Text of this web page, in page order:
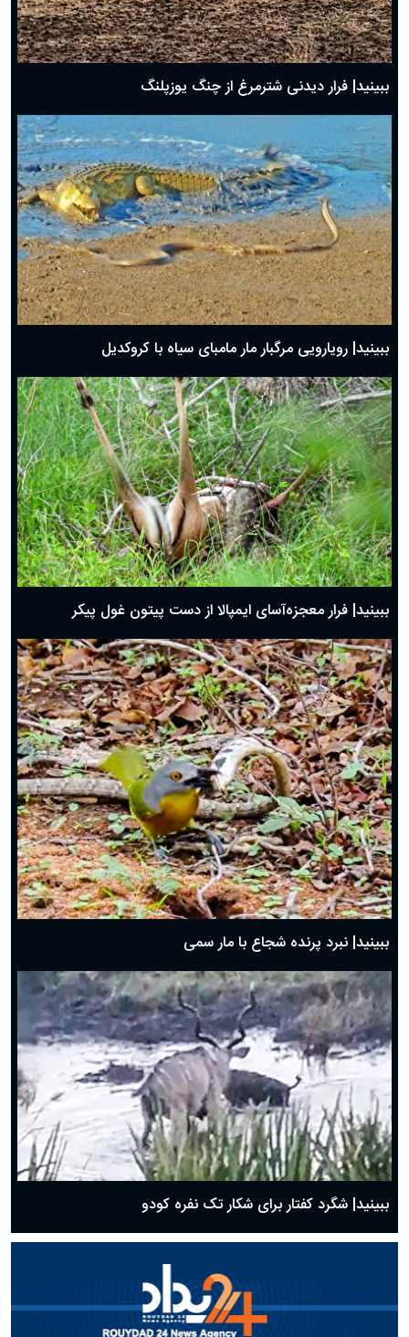
ببینید| فرار دیدنی شترمرغ از چنگ یوزپلنگ
ببینید| رویارویی مرگبار مار مامبای سیاه با کروکدیل
ببینید| فرار معجزه‌آسای ایمپالا از دست پیتون غول پیکر
ببینید| نبرد پرنده شجاع با مار سمی
ببینید| شگرد کفتار برای شکار تک نفره کودو